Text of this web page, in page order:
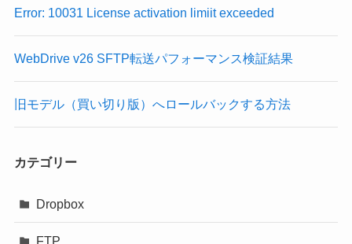
Error: 10031 License activation limiit exceeded
WebDrive v26 SFTP転送パフォーマンス検証結果
旧モデル（買い切り版）へロールバックする方法
カテゴリー
Dropbox
FTP